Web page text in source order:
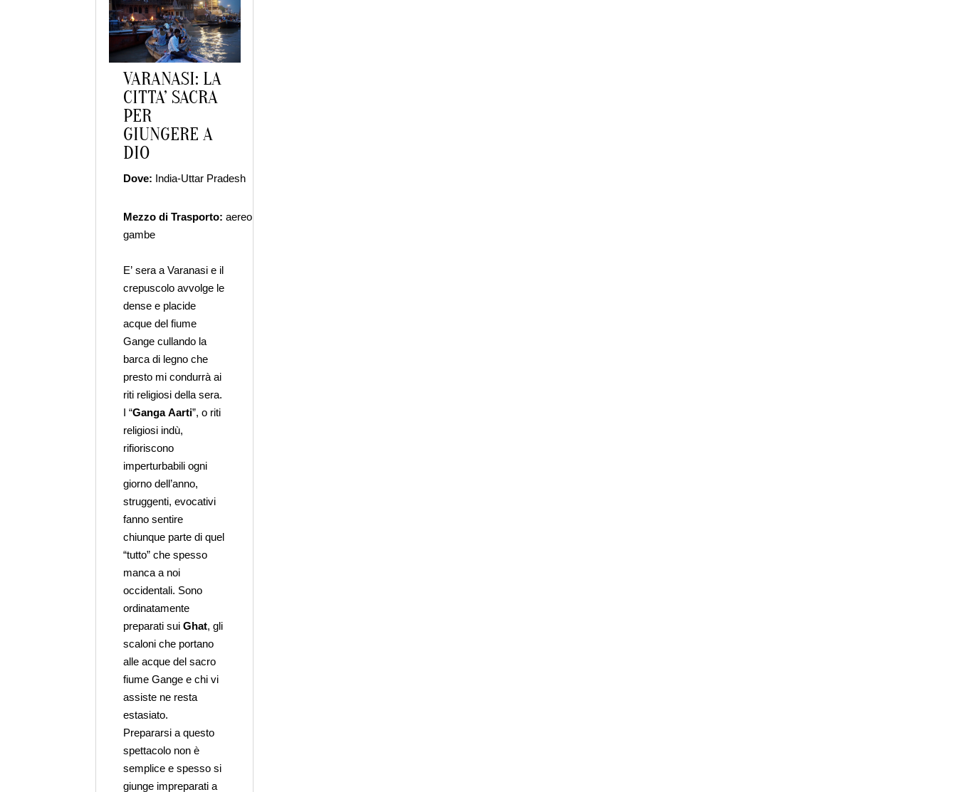
VARANASI: LA
CITTA’ SACRA
PER
GIUNGERE A
DIO
Dove: India-Uttar Pradesh
Mezzo di Trasporto: aereo, jeep e
gambe
E’ sera a Varanasi e il
crepuscolo avvolge le
dense e placide
acque del fiume
Gange cullando la
barca di legno che
presto mi condurrà ai
riti religiosi della sera.
I “Ganga Aarti”, o riti
religiosi indù,
rifioriscono
imperturbabili ogni
giorno dell’anno,
struggenti, evocativi
fanno sentire
chiunque parte di quel
“tutto” che spesso
manca a noi
occidentali. Sono
ordinatamente
preparati sui Ghat, gli
scaloni che portano
alle acque del sacro
fiume Gange e chi vi
assiste ne resta
estasiato.
Prepararsi a questo
spettacolo non è
semplice e spesso si
giunge impreparati a